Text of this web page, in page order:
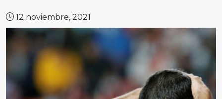
12 noviembre, 2021